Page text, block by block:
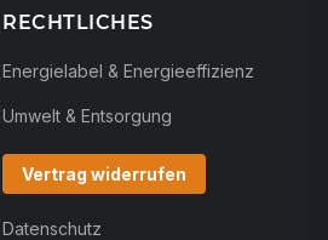
RECHTLICHES
Energielabel & Energieeffizienz
Umwelt & Entsorgung
Vertrag widerrufen
Datenschutz